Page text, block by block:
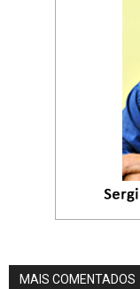
MAIS COMENTADOS